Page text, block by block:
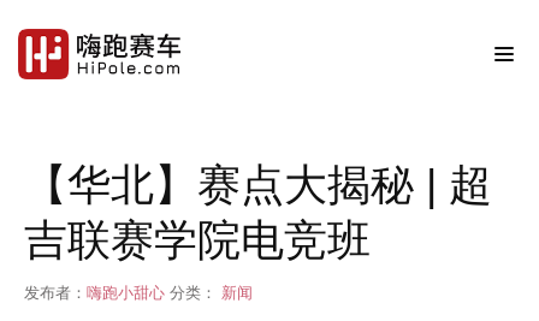
【华北】赛点大揭秘 | 超
吉联赛学院电竞班
发布者： 嗨跑小甜心 分类： 新闻